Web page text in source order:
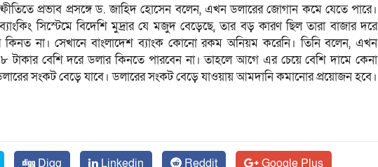
প্রভাব প্রসঙ্গে ড. জাহিদ হোসেন বলেন, এখন ডলারের জোগান কমে যেতে পারে।
সিস্টেমে বিদেশি মুদ্রার যে মজুদ বেড়েছে, তার বড় কারণ ছিল তারা বাজার দরে
না। সেখানে বাংলাদেশ ব্যাংক কোনো রকম অনিয়ম করেনি। তিনি বলেন, এখন
টাকার বেশি দরে ডলার কিনতে পারবেন না। তাহলে আগে এর চেয়ে বেশি দামে কেনা
সংকট বেড়ে যাবে। ডলারের সংকট বেড়ে যাওয়ায় আমদানি কমানোর প্রয়োজন হবে।
Digg Linkedin Reddit Google Plus